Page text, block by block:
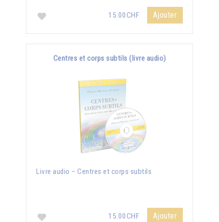
15.00CHF Ajouter
Centres et corps subtils (livre audio)
Livre audio – Centres et corps subtils
15.00CHF Ajouter